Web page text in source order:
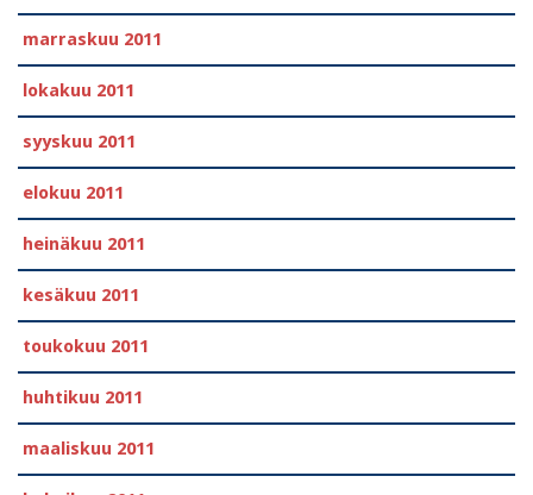
marraskuu 2011
lokakuu 2011
syyskuu 2011
elokuu 2011
heinäkuu 2011
kesäkuu 2011
toukokuu 2011
huhtikuu 2011
maaliskuu 2011